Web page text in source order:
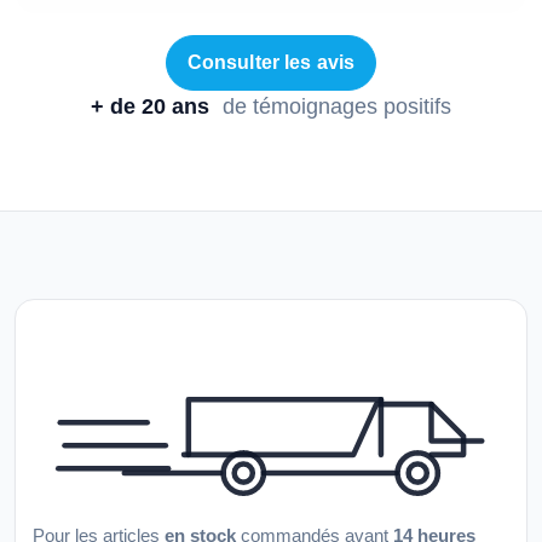
Consulter les avis
+ de 20 ans de témoignages positifs
Pour les articles en stock commandés avant 14 heures